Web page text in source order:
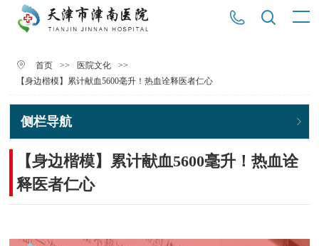
首页 >> 医院文化
>>
【身边楷模】累计献血5600毫升！热血诠释医者仁心
侧栏导航
【身边楷模】累计献血5600毫升！热血诠
释医者仁心